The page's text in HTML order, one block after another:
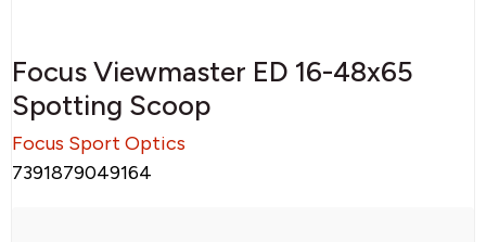
Focus Viewmaster ED 16-48x65
Spotting Scoop
Focus Sport Optics
7391879049164